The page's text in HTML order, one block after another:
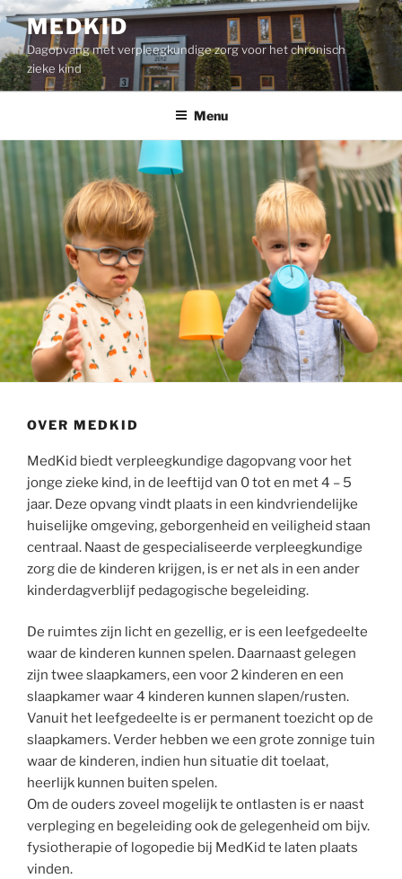
Ga
naar
de
inhoud
MEDKID
Dagopvang met verpleegkundige zorg voor het chronisch
zieke kind
Menu
OVER MEDKID
MedKid biedt verpleegkundige dagopvang voor het
jonge zieke kind, in de leeftijd van 0 tot en met 4 – 5
jaar. Deze opvang vindt plaats in een kindvriendelijke
huiselijke omgeving, geborgenheid en veiligheid staan
centraal. Naast de gespecialiseerde verpleegkundige
zorg die de kinderen krijgen, is er net als in een ander
kinderdagverblijf pedagogische begeleiding.
De ruimtes zijn licht en gezellig, er is een leefgedeelte
waar de kinderen kunnen spelen. Daarnaast gelegen
zijn twee slaapkamers, een voor 2 kinderen en een
slaapkamer waar 4 kinderen kunnen slapen/rusten.
Vanuit het leefgedeelte is er permanent toezicht op de
slaapkamers. Verder hebben we een grote zonnige tuin
waar de kinderen, indien hun situatie dit toelaat,
heerlijk kunnen buiten spelen.
Om de ouders zoveel mogelijk te ontlasten is er naast
verpleging en begeleiding ook de gelegenheid om bijv.
fysiotherapie of logopedie bij MedKid te laten plaats
vinden.